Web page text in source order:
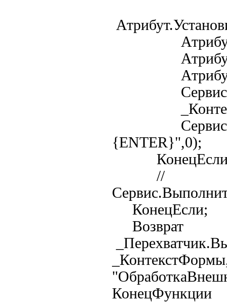
Сервис =
{ENTER}",0);
//
КонецЕсли;
Возврат
КонецФункции